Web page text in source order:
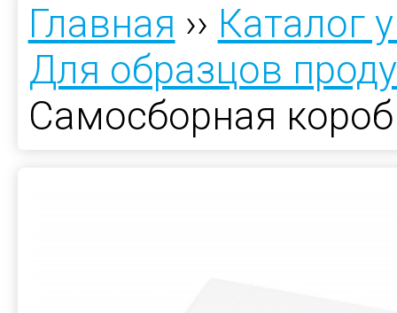
Главная ›› Каталог
Для образцов
Самосборная